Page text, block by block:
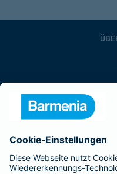
Barmenia ist